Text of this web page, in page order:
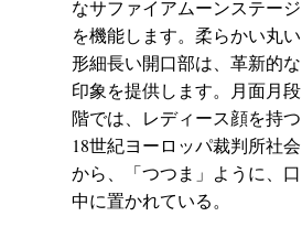
なサファイアムーンステージ
を機能します。柔らかい丸い
形細長い開口部は、革新的な
印象を提供します。月面月段
階では、レディース顔を持つ
18世紀ヨーロッパ裁判所社会
から、「つつま」ように、口
中に置かれている。